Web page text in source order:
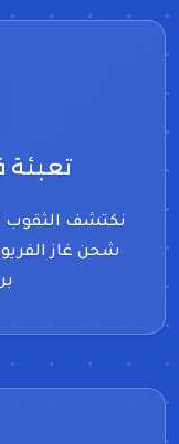
تعبئة
نكتشف الثقوب
شحن غاز